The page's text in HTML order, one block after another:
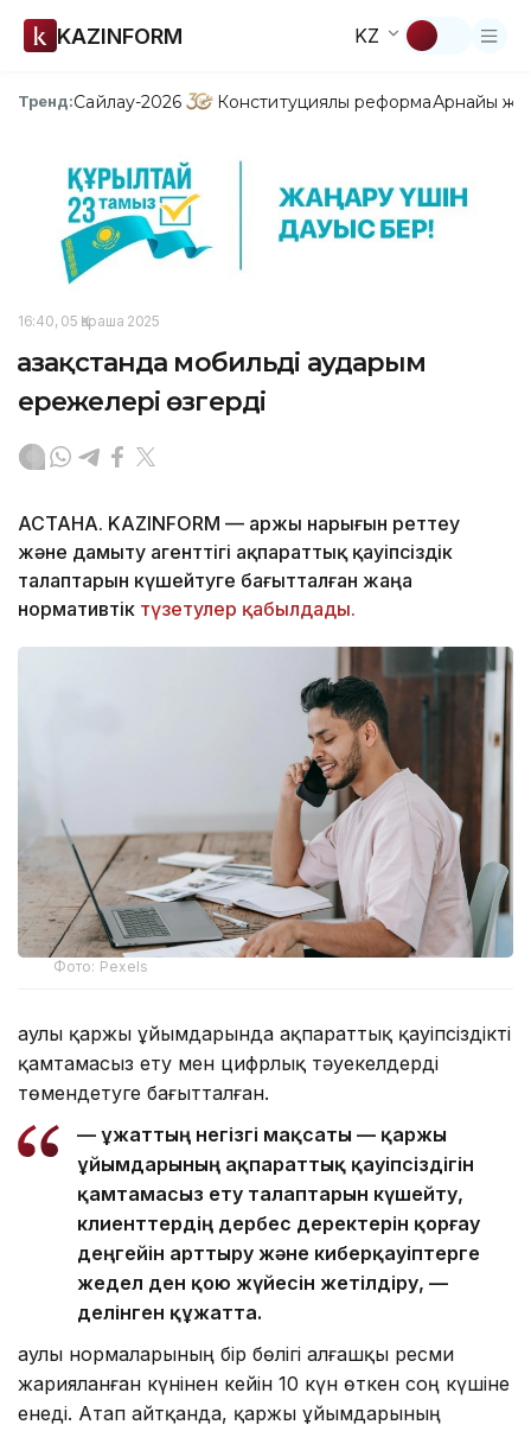
KAZINFORM KZ
Тренд:Сайлау-2026 Конституциялық реформаАрнайы
16:40, 05 Қараша 2025
Қазақстанда мобильді аударым
ережелері өзгерді
АСТАНА. KAZINFORM — Қаржы нарығын реттеу
және дамыту агенттігі ақпараттық қауіпсіздік
талаптарын күшейтуге бағытталған жаңа
нормативтік түзетулер қабылдады.
Фото: Pexels
Қаулы қаржы ұйымдарында ақпараттық қауіпсіздікті
қамтамасыз ету мен цифрлық тәуекелдерді
төмендетуге бағытталған.
— Құжаттың негізгі мақсаты — қаржы
ұйымдарының ақпараттық қауіпсіздігін
қамтамасыз ету талаптарын күшейту,
клиенттердің дербес деректерін қорғау
деңгейін арттыру және киберқауіптерге
жедел ден қою жүйесін жетілдіру, —
делінген құжатта.
Қаулы нормаларының бір бөлігі алғашқы ресми
жарияланған күнінен кейін 10 күн өткен соң күшіне
енеді. Атап айтқанда, қаржы ұйымдарының